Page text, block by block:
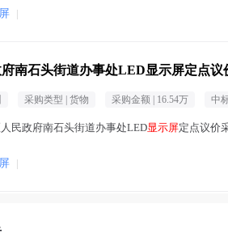
|
南石头街道办事处LED显示屏定点议
采购类型 | 货物 采购金额 | 16.54万 中
民政府南石头街道办事处LED显示屏定点议价
|